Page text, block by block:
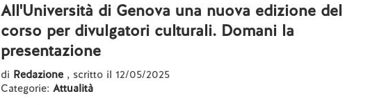
All'Università di Genova una nuova edizione del
corso per divulgatori culturali. Domani la
presentazione
di Redazione , scritto il 12/05/2025
Categorie: Attualità